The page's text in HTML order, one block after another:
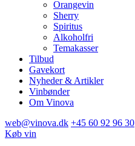
Orangevin
Sherry
Spiritus
Alkoholfri
Temakasser
Tilbud
Gavekort
Nyheder & Artikler
Vinbønder
Om Vinova
web@vinova.dk +45 60 92 96 30
Køb vin